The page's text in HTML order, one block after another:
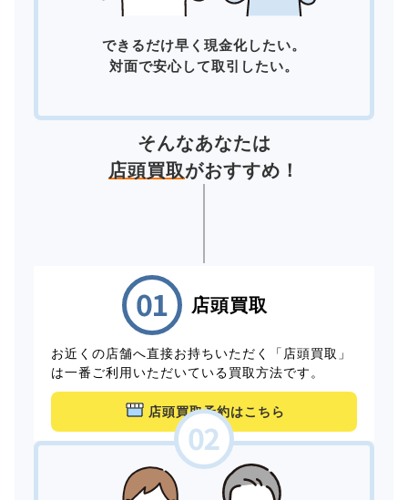
できるだけ早く現金化したい。
対面で安心して取引したい。
そんなあなたは
店頭買取がおすすめ！
店頭買取
お近くの店舗へ直接お持ちいただく「店頭買取」
は一番ご利用いただいている買取方法です。
店頭買取予約はこちら